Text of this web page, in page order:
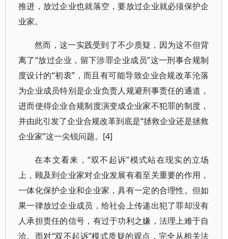
推进，放过企业也就落空，要放过企业就必须保护企
业家。
然而，这一实践受到了不少质疑，因为这不但背
离了“放过企业，留下涉罪企业成员”这一刑事合规制
度设计的“初衷”，而且有可能导致企业合规改革沦落
为企业成员特别是企业负责人规避刑事责任的通道，
进而使得企业合规制度演变成企业家不犯罪的制度，
并由此引发了企业合规改革到底是“拯救企业还是拯救
企业家”这一尖锐问题。[4]
在本文看来，“双不起诉”模式站在现实的立场
上，顾及到企业家对企业发展有着至关重要的作用，
一体化保护企业和企业家，具有一定的合理性。但如
果一律放过企业成员，给社会上传递出犯了罪却没有
人承担责任的信号，有过于功利之嫌，法理上难于自
洽。而对“双不起诉”模式质疑的观点，完全从相关法